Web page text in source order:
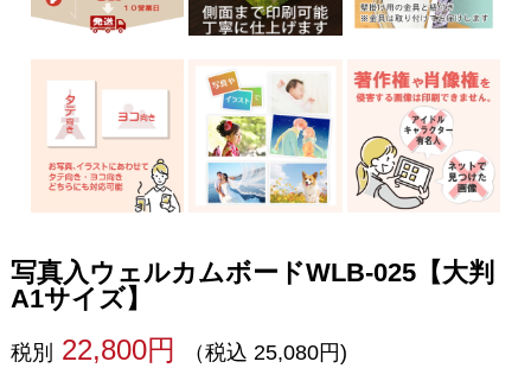
写真入ウェルカムボードWLB-025【大判
A1サイズ】
税別 22,800円
（税込 25,080円)